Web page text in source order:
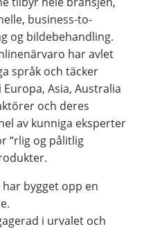
business-to-
og bildebehandling.
har avlet
språk och täcker
Asia, Australia
och deres
av kunniga eksperter
“rlig og pålitlig
bygget opp en
i urvalet och